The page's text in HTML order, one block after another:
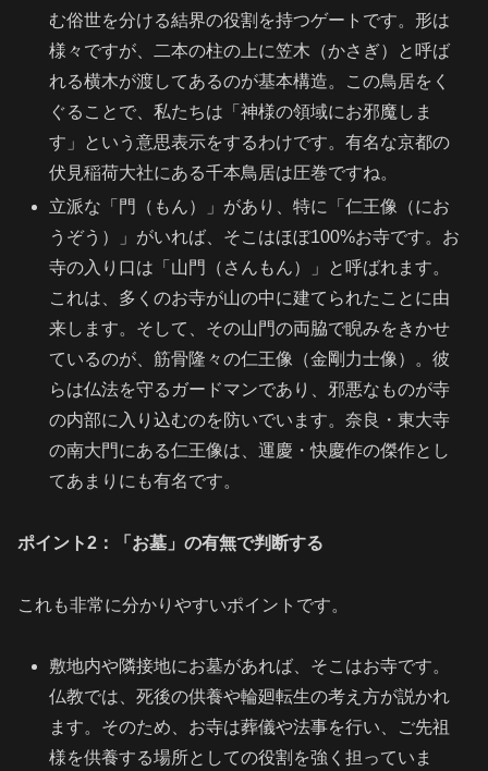
む俗世を分ける結界の役割を持つゲートです。形は
様々ですが、二本の柱の上に笠木（かさぎ）と呼ば
れる横木が渡してあるのが基本構造。この鳥居をく
ぐることで、私たちは「神様の領域にお邪魔しま
す」という意思表示をするわけです。有名な京都の
伏見稲荷大社にある千本鳥居は圧巻ですね。
立派な「門（もん）」があり、特に「仁王像（にお
うぞう）」がいれば、そこはほぼ100%お寺です。お
寺の入り口は「山門（さんもん）」と呼ばれます。
これは、多くのお寺が山の中に建てられたことに由
来します。そして、その山門の両脇で睨みをきかせ
ているのが、筋骨隆々の仁王像（金剛力士像）。彼
らは仏法を守るガードマンであり、邪悪なものが寺
の内部に入り込むのを防いでいます。奈良・東大寺
の南大門にある仁王像は、運慶・快慶作の傑作とし
てあまりにも有名です。
ポイント2：「お墓」の有無で判断する
これも非常に分かりやすいポイントです。
敷地内や隣接地にお墓があれば、そこはお寺です。
仏教では、死後の供養や輪廻転生の考え方が説かれ
ます。そのため、お寺は葬儀や法事を行い、ご先祖
様を供養する場所としての役割を強く担っていま